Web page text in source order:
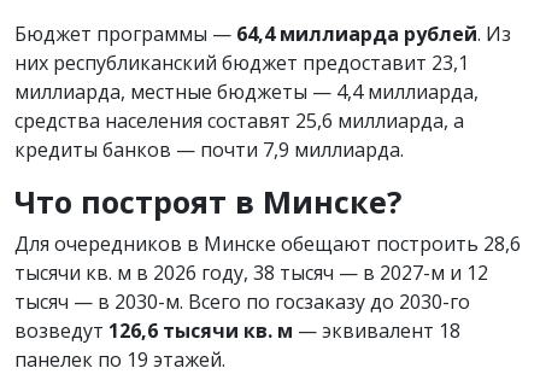
Бюджет программы — 64,4 миллиарда рублей. Из
них республиканский бюджет предоставит 23,1
миллиарда, местные бюджеты — 4,4 миллиарда,
средства населения составят 25,6 миллиарда, а
кредиты банков — почти 7,9 миллиарда.
Что построят в Минске?
Для очередников в Минске обещают построить 28,6
тысячи кв. м в 2026 году, 38 тысяч — в 2027-м и 12
тысяч — в 2030-м. Всего по госзаказу до 2030-го
возведут 126,6 тысячи кв. м — эквивалент 18
панелек по 19 этажей.